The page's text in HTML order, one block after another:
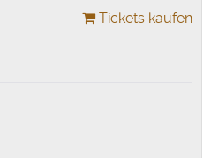
Tickets kaufen